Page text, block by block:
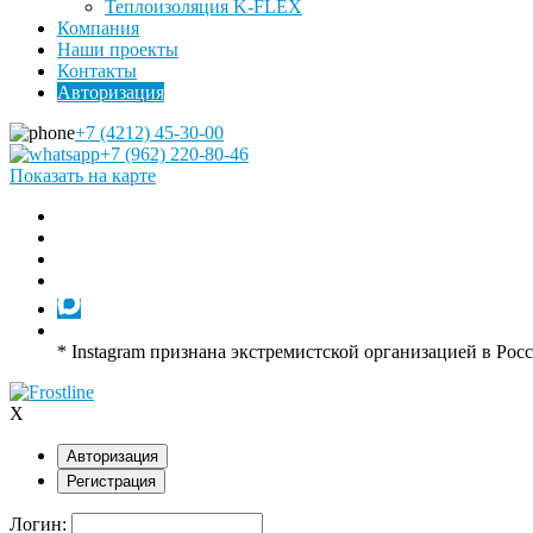
Теплоизоляция K-FLEX
Компания
Наши проекты
Контакты
Авторизация
+7 (4212) 45-30-00
+7 (962) 220-80-46
Показать на карте
* Instagram признана экстремистской организацией в
X
Авторизация
Регистрация
Логин: